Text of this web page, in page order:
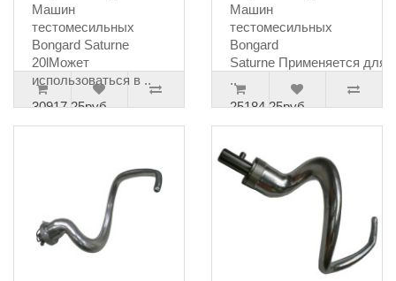
Машин
тестомесильных
Bongard Saturne
20lМожет
использоваться в ..
30917.25руб.
Машин
тестомесильных
Bongard
Saturne Применяется для
..
25184.25руб.